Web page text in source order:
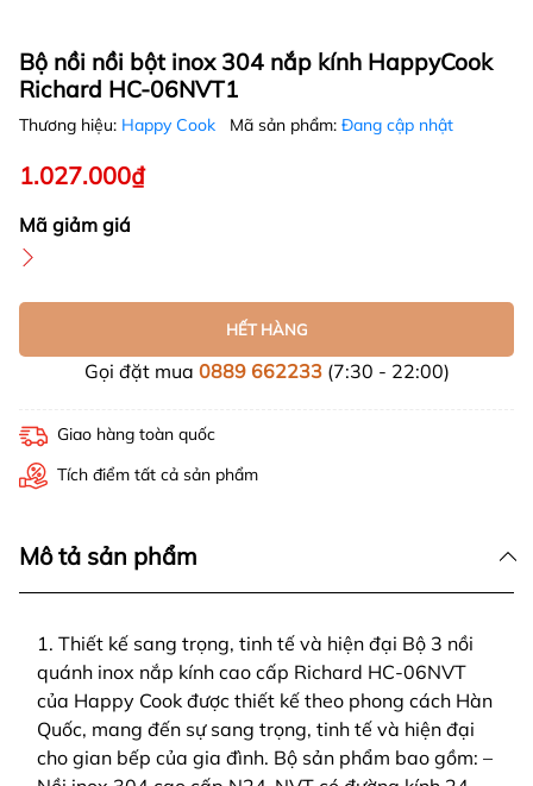
Bộ nồi nồi bột inox 304 nắp kính HappyCook
Richard HC-06NVT1
Thương hiệu: Happy Cook Mã sản phẩm: Đang cập nhật
1.027.000₫
Mã giảm giá
HẾT HÀNG
Gọi đặt mua 0889 662233(7:30 - 22:00)
Giao hàng toàn quốc
Tích điểm tất cả sản phẩm
Mô tả sản phẩm
1. Thiết kế sang trọng, tinh tế và hiện đại Bộ 3 nồi
quánh inox nắp kính cao cấp Richard HC-06NVT
của Happy Cook được thiết kế theo phong cách Hàn
Quốc, mang đến sự sang trọng, tinh tế và hiện đại
cho gian bếp của gia đình. Bộ sản phẩm bao gồm: –